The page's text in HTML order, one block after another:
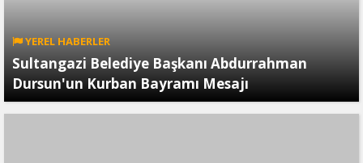
YEREL HABERLER
Sultangazi Belediye Başkanı Abdurrahman
Dursun'un Kurban Bayramı Mesajı